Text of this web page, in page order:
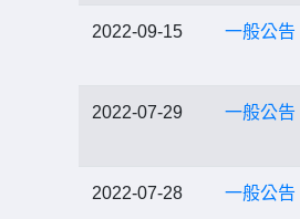
2022-09-15 一般公告
2022-07-29 一般公告
2022-07-28 一般公告